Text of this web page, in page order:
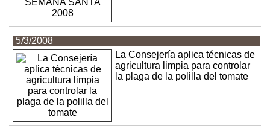
5/3/2008
La Consejería aplica técnicas de
agricultura limpia para controlar
la plaga de la polilla del tomate